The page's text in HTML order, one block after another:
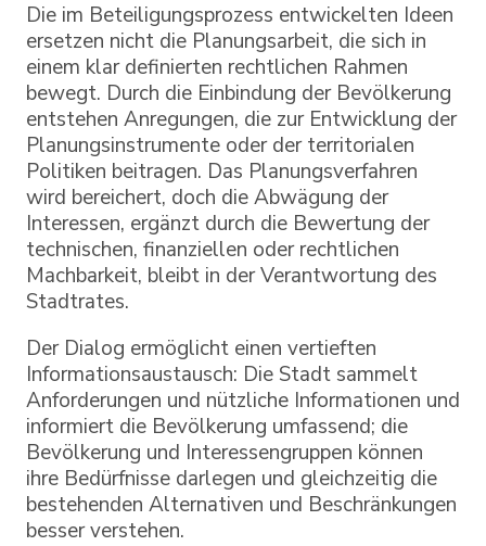
Die im Beteiligungsprozess entwickelten Ideen
ersetzen nicht die Planungsarbeit, die sich in
einem klar definierten rechtlichen Rahmen
bewegt. Durch die Einbindung der Bevölkerung
entstehen Anregungen, die zur Entwicklung der
Planungsinstrumente oder der territorialen
Politiken beitragen. Das Planungsverfahren
wird bereichert, doch die Abwägung der
Interessen, ergänzt durch die Bewertung der
technischen, finanziellen oder rechtlichen
Machbarkeit, bleibt in der Verantwortung des
Stadtrates.
Der Dialog ermöglicht einen vertieften
Informationsaustausch: Die Stadt sammelt
Anforderungen und nützliche Informationen und
informiert die Bevölkerung umfassend; die
Bevölkerung und Interessengruppen können
ihre Bedürfnisse darlegen und gleichzeitig die
bestehenden Alternativen und Beschränkungen
besser verstehen.